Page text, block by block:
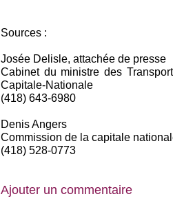
Sources :
Josée Delisle, attachée de presse
Cabinet du ministre des
Capitale-Nationale
(418) 643-6980
Denis Angers
Commission de la capitale
(418) 528-0773
Ajouter un commentaire